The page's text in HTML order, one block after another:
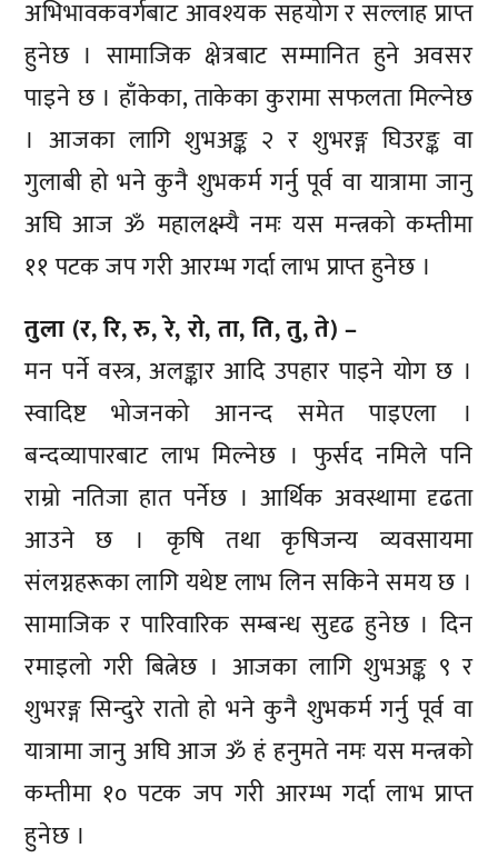
अभिभावकवर्गबाट आवश्यक सहयोग र सल्लाह प्राप्त
हुनेछ । सामाजिक क्षेत्रबाट सम्मानित हुने अवसर
पाइने छ । हाँकेका, ताकेका कुरामा सफलता मिल्नेछ
। आजका लागि शुभअङ्क २ र शुभरङ्ग घिउरङ्क वा
गुलाबी हो भने कुनै शुभकर्म गर्नु पूर्व वा यात्रामा जानु
अघि आज ॐ महालक्ष्म्यै नमः यस मन्त्रको कम्तीमा
११ पटक जप गरी आरम्भ गर्दा लाभ प्राप्त हुनेछ ।
तुला (र, रि, रु, रे, रो, ता, ति, तु, ते) –
मन पर्ने वस्त्र, अलङ्कार आदि उपहार पाइने योग छ ।
स्वादिष्ट भोजनको आनन्द समेत पाइएला ।
बन्दव्यापारबाट लाभ मिल्नेछ । फुर्सद नमिले पनि
राम्रो नतिजा हात पर्नेछ । आर्थिक अवस्थामा दृढता
आउने छ । कृषि तथा कृषिजन्य व्यवसायमा
संलग्नहरूका लागि यथेष्ट लाभ लिन सकिने समय छ ।
सामाजिक र पारिवारिक सम्बन्ध सुदृढ हुनेछ । दिन
रमाइलो गरी बित्नेछ । आजका लागि शुभअङ्क ९ र
शुभरङ्ग सिन्दुरे रातो हो भने कुनै शुभकर्म गर्नु पूर्व वा
यात्रामा जानु अघि आज ॐ हं हनुमते नमः यस मन्त्रको
कम्तीमा १० पटक जप गरी आरम्भ गर्दा लाभ प्राप्त
हुनेछ ।